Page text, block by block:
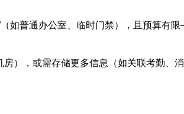
如普通办公室、临时门禁），且预算
），或需存储更多信息（如关联考勤